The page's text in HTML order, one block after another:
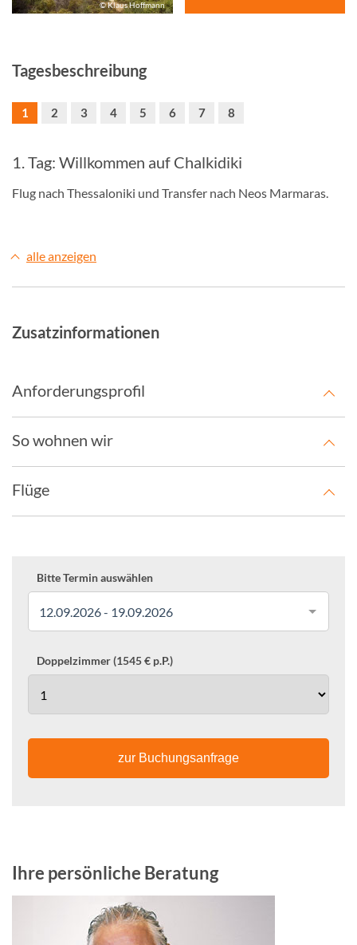
© Klaus Hoffmann
Tagesbeschreibung
1 2 3 4 5 6 7 8
1. Tag: Willkommen auf Chalkidiki
Flug nach Thessaloniki und Transfer nach Neos Marmaras.
alle anzeigen
Zusatzinformationen
Anforderungsprofil
So wohnen wir
Flüge
Bitte Termin auswählen
12.09.2026 - 19.09.2026
Doppelzimmer (1545 € p.P.)
zur Buchungsanfrage
Ihre persönliche Beratung